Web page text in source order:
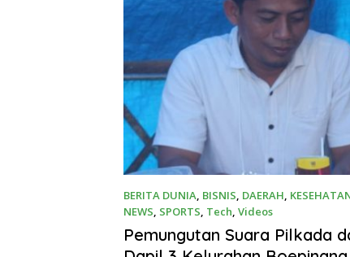
BERITA DUNIA, BISNIS, DAERAH,
NEWS, SPORTS, Tech, Videos
27 November 2024
Pemungutan Suara Pilkada